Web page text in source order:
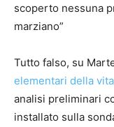
scoperto nessuna
marziano”
Tutto falso, su
elementari della vita
analisi preliminari
installato sulla